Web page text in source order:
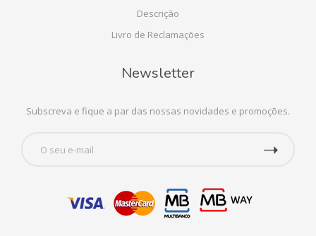
Descrição
Livro de Reclamações
Newsletter
Subscreva e fique a par das nossas novidades e promoções.